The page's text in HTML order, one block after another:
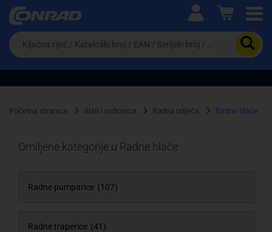
Ova postavka prilagođava asortiman proizvoda i
cijene vašim potrebama.
Da
biste
potražili
proizvod,
unesite
riječ,
EAN
Početna stranica Alati i radionica Radna odjeća Radne hlače
Omiljene kategorije u Radne hlače
Radne pumparice (107)
Radne traperice (41)